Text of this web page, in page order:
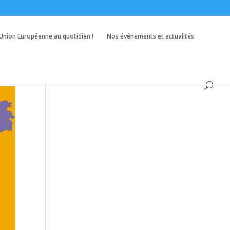
Européenne au quotidien ! Nos évènements et actualités